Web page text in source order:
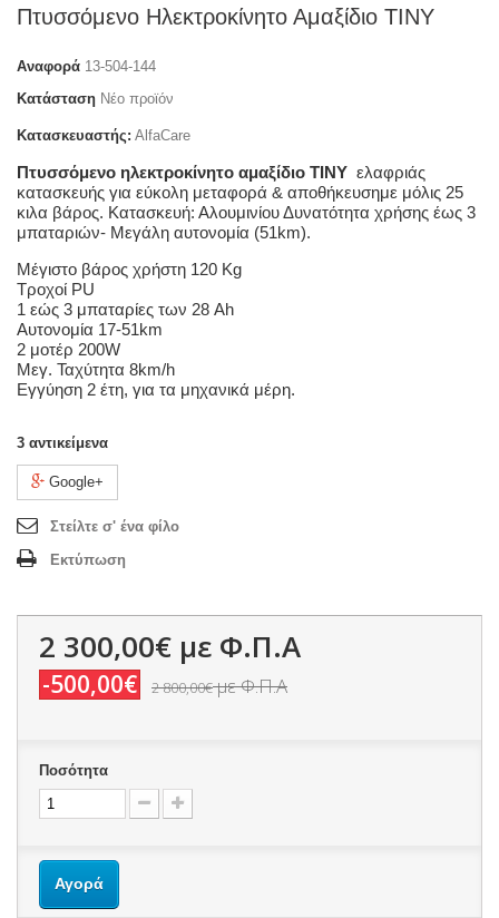
Πτυσσόμενο Ηλεκτροκίνητο Αμαξίδιο TINY
Αναφορά 13-504-144
Κατάσταση Νέο προϊόν
Κατασκευαστής: AlfaCare
Πτυσσόμενο ηλεκτροκίνητο αμαξίδιο TINY ελαφριάς
κατασκευής για εύκολη μεταφορά & αποθήκευσημε μόλις 25
κιλα βάρος. Kατασκευή: Αλουμινίου Δυνατότητα χρήσης έως 3
μπαταριών- Μεγάλη αυτονομία (51km).
Μέγιστο βάρος χρήστη 120 Kg
Τροχοί PU
1 εώς 3 μπαταρίες των 28 Ah
Αυτονομία 17-51km
2 μοτέρ 200W
Μεγ. Ταχύτητα 8km/h
Εγγύηση 2 έτη, για τα μηχανικά μέρη.
3 αντικείμενα
Google+
Στείλτε σ' ένα φίλο
Εκτύπωση
2 300,00€ με Φ.Π.Α
-500,00€ 2 800,00€με Φ.Π.Α
Ποσότητα
Αγορά